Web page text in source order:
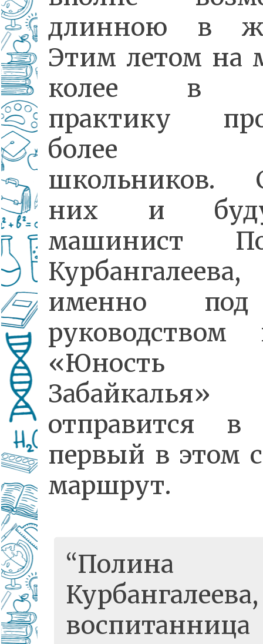
длинною в
Этим летом на
колее в
практику
более
школьников.
них и
машинист
Курбангалеева,
именно
руководством
«Юность
Забайкалья»
отправится в
первый в этом
маршрут.
Полина
Курбангалеева,
воспитанница